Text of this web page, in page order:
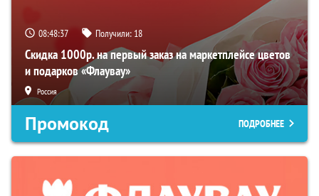
08:48:36 Получили: 18
Скидка 1000р. на первый заказ на маркетплейсе цветов
и подарков «Флаувау»
Россия
Промокод ПОДРОБНЕЕ